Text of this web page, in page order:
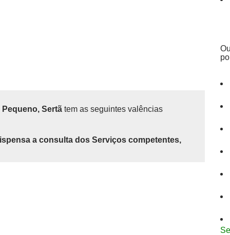
Sertã tem as seguintes valências
a consulta dos Serviços competentes,